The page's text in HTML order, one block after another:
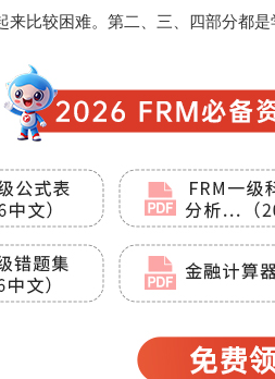
比较困难。第二、三、四部分都是